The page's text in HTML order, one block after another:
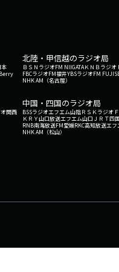
本
北陸・甲信越のラジオ局
ＢＳＮラジオFM NIIGATAＫＮＢラジオ
FBCラジオFM福井YBSラジオFM FUJI
NHK AM（名古屋）
関西
中国・四国のラジオ局
BSSラジオエフエム山陰ＲＳＫラジオ
ＫＲＹ山口放送エフエム山口 ＪＲＴ四
RNB南海放送FM愛媛RKC高知放送エフ
NHK AM（松山）